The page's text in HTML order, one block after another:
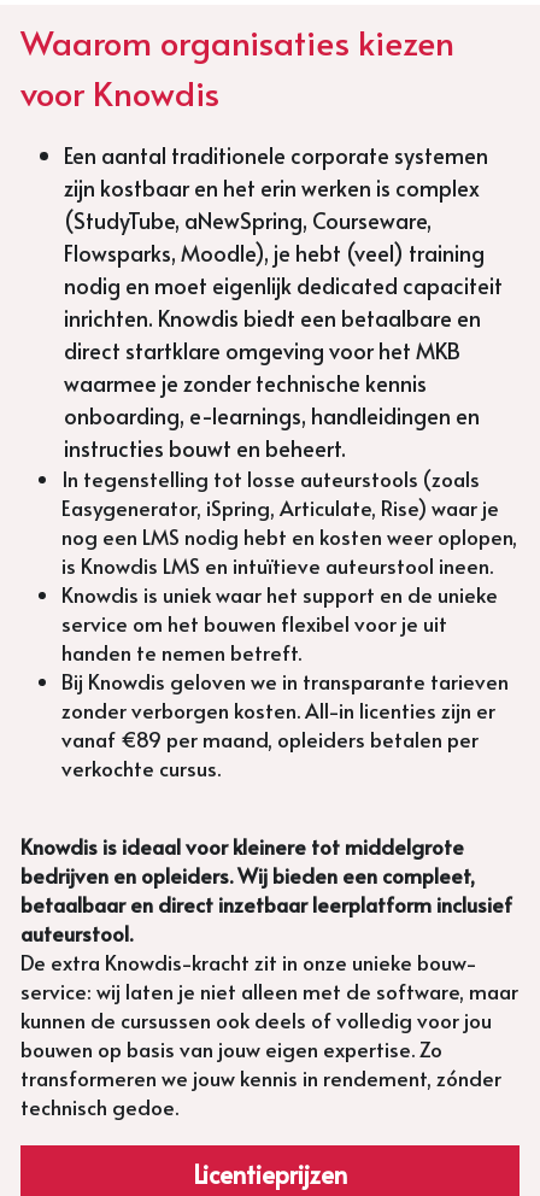
Waarom organisaties kiezen
voor Knowdis
Een aantal traditionele corporate systemen
zijn kostbaar en het erin werken is complex
(StudyTube, aNewSpring, Courseware,
Flowsparks, Moodle), je hebt (veel) training
nodig en moet eigenlijk dedicated capaciteit
inrichten. Knowdis biedt een betaalbare en
direct startklare omgeving voor het MKB
waarmee je zonder technische kennis
onboarding, e-learnings, handleidingen en
instructies bouwt en beheert.
In tegenstelling tot losse auteurstools (zoals
Easygenerator, iSpring, Articulate, Rise) waar je
nog een LMS nodig hebt en kosten weer oplopen,
is Knowdis LMS en intuïtieve auteurstool ineen.
Knowdis is uniek waar het support en de unieke
service om het bouwen flexibel voor je uit
handen te nemen betreft.
Bij Knowdis geloven we in transparante tarieven
zonder verborgen kosten. All-in licenties zijn er
vanaf €89 per maand, opleiders betalen per
verkochte cursus.
Knowdis is ideaal voor kleinere tot middelgrote
bedrijven en opleiders. Wij bieden een compleet,
betaalbaar en direct inzetbaar leerplatform inclusief
auteurstool.
De extra Knowdis-kracht zit in onze unieke bouw-
service: wij laten je niet alleen met de software, maar
kunnen de cursussen ook deels of volledig voor jou
bouwen op basis van jouw eigen expertise. Zo
transformeren we jouw kennis in rendement, zónder
technisch gedoe.
Licentieprijzen